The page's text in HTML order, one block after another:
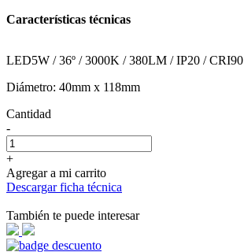
Características técnicas
LED5W / 36º / 3000K / 380LM / IP20 / CRI90
Diámetro: 40mm x 118mm
Cantidad
-
+
Agregar a mi carrito
Descargar ficha técnica
También te puede interesar